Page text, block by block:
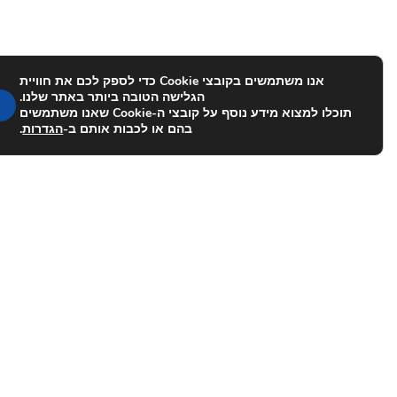
אנו משתמשים בקובצי Cookie כדי לספק לכם את חוויית
הגלישה הטובה ביותר באתר שלנו.
תוכלו למצוא מידע נוסף על קובצי ה-Cookie שאנו משתמשים
בהם או לכבות אותם ב-הגדרות.